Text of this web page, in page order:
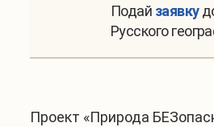
Подай заявку
Русского
Проект «Природа